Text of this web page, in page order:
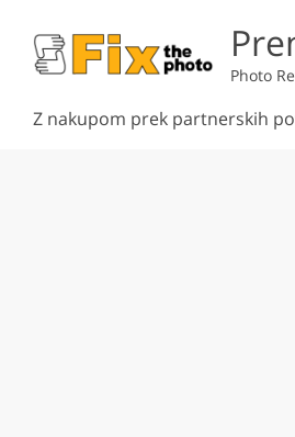
Photo
Z nakupom prek partnerskih